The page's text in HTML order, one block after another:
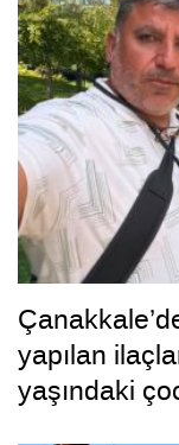
yapılan
yaşındaki